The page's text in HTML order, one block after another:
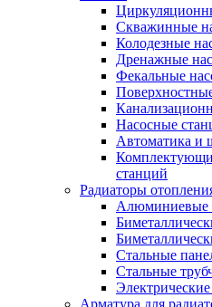
Скважинные
Колодезные
Дренажные
Фекальные
Насосные
Автоматика и
станций
Радиаторы
Алюминиевые
Стальные
Стальные
Арматура для